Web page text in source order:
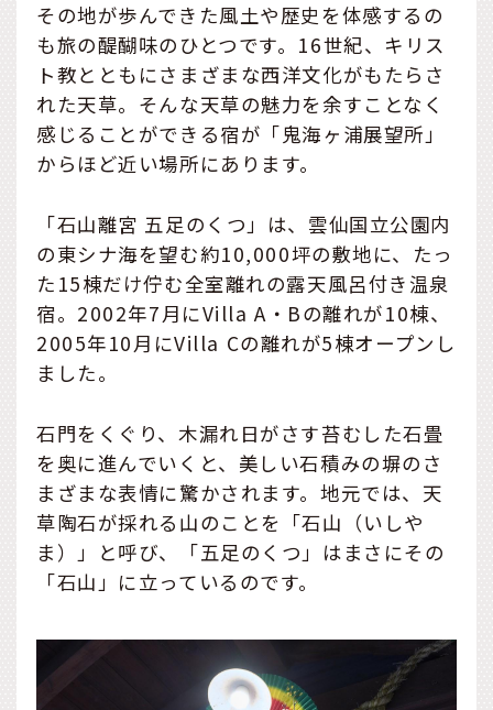
その地が歩んできた風土や歴史を体感するの
も旅の醍醐味のひとつです。16世紀、キリス
ト教とともにさまざまな西洋文化がもたらさ
れた天草。そんな天草の魅力を余すことなく
感じることができる宿が「鬼海ヶ浦展望所」
からほど近い場所にあります。
「石山離宮 五足のくつ」は、雲仙国立公園内
の東シナ海を望む約10,000坪の敷地に、たっ
た15棟だけ佇む全室離れの露天風呂付き温泉
宿。2002年7月にVilla A・Bの離れが10棟、
2005年10月にVilla Cの離れが5棟オープンし
ました。
石門をくぐり、木漏れ日がさす苔むした石畳
を奥に進んでいくと、美しい石積みの塀のさ
まざまな表情に驚かされます。地元では、天
草陶石が採れる山のことを「石山（いしや
ま）」と呼び、「五足のくつ」はまさにその
「石山」に立っているのです。